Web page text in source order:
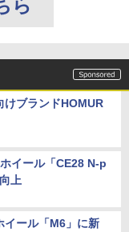
ら
けブランドHOMUR
イール「CE28 N-p
上
イール「M6」に新